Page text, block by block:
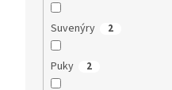
Suvenýry 2
Puky 2